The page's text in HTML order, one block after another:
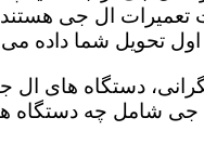
ال جی هستند
اول تحویل شما داده
دستگاه های ال
جی شامل چه دستگاه